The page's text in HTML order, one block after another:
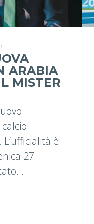
ARABIA
MISTER
è
27